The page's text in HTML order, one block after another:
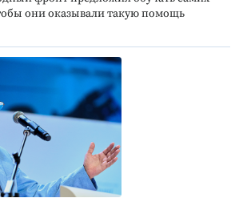
они оказывали такую помощь